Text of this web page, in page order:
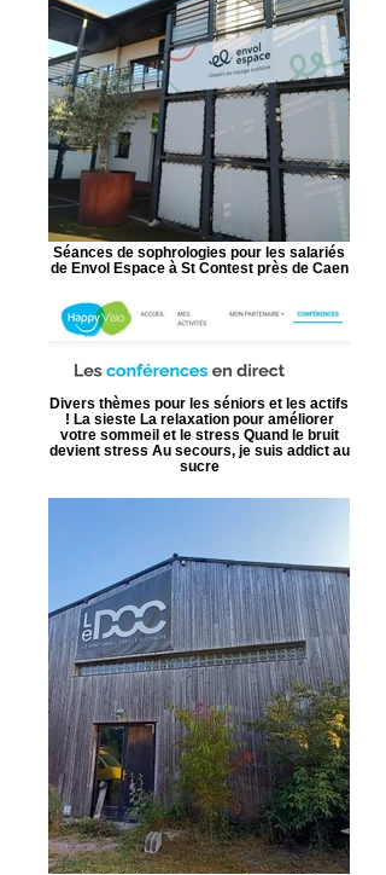
Séances de sophrologies pour les salariés
de Envol Espace à St Contest près de Caen
Divers thèmes pour les séniors et les actifs
! La sieste La relaxation pour améliorer
votre sommeil et le stress Quand le bruit
devient stress Au secours, je suis addict au
sucre